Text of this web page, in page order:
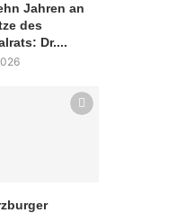
Jahren an
des
Dr....